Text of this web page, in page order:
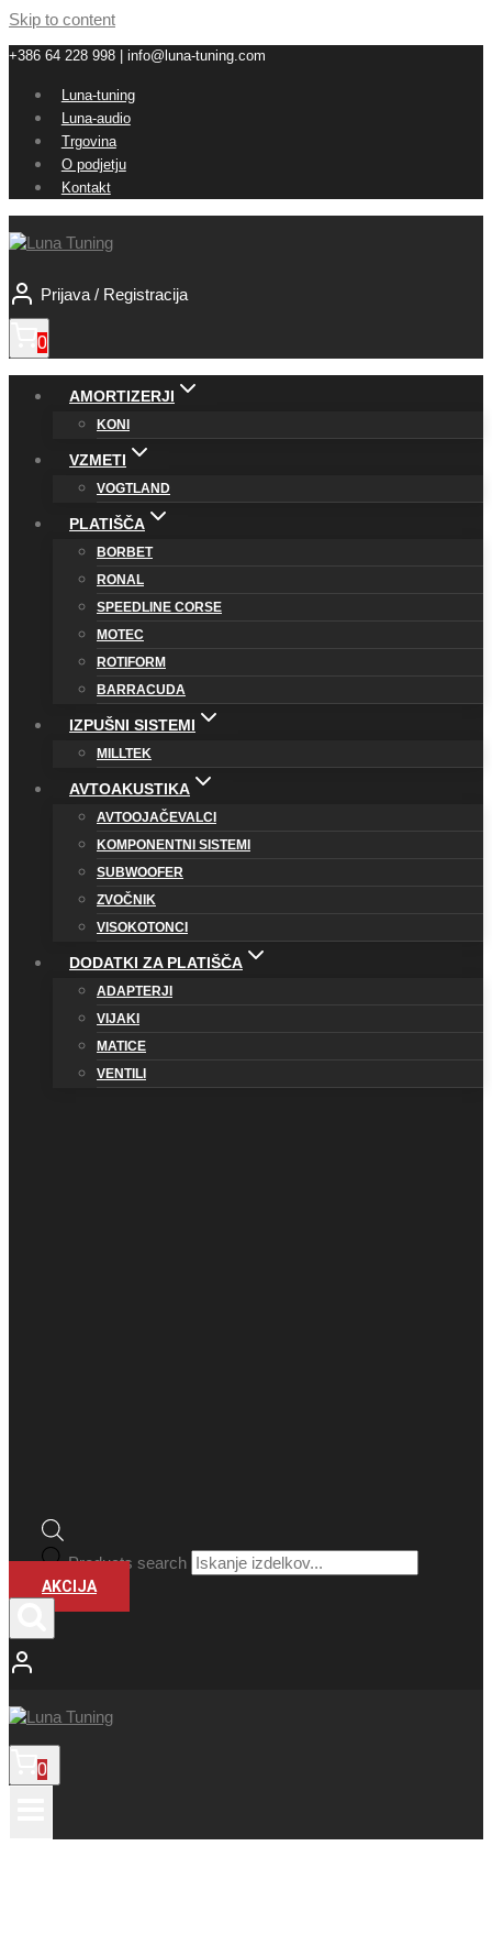
Skip to content
+386 64 228 998 | info@luna-tuning.com
Luna-tuning
Luna-audio
Trgovina
O podjetju
Kontakt
Prijava / Registracija
0
AMORTIZERJI
KONI
VZMETI
VOGTLAND
PLATIŠČA
BORBET
RONAL
SPEEDLINE CORSE
MOTEC
ROTIFORM
BARRACUDA
IZPUŠNI SISTEMI
MILLTEK
AVTOAKUSTIKA
AVTOOJAČEVALCI
KOMPONENTNI SISTEMI
SUBWOOFER
ZVOČNIK
VISOKOTONCI
DODATKI ZA PLATIŠČA
ADAPTERJI
VIJAKI
MATICE
VENTILI
Products search
AKCIJA
0